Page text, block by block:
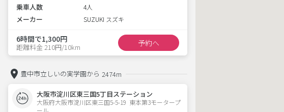
乗車人数 4人
メーカー SUZUKI スズキ
6時間で1,300円
距離料金 210円/10km 予約へ
豊中市立しいの実学園から 2474m
大阪市淀川区東三国5丁目ステーション
大阪府大阪市淀川区東三国5-5-19  東本第3モータープ
ール